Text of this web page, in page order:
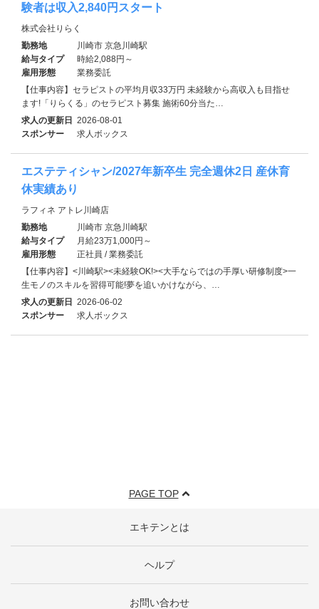
験者は収入2,840円スタート
株式会社りらく
勤務地
川崎市 京急川崎駅
給与タイプ
時給2,088円～
雇用形態
業務委託
【仕事内容】セラピストの平均月収33万円 未経験から高収入も目指せ
ます!「りらくる」のセラピスト募集 施術60分当た…
求人の更新日 2026-08-01
スポンサー
求人ボックス
エステティシャン/2027年新卒生 完全週休2日 産休育
休実績あり
ラフィネ アトレ川崎店
勤務地
川崎市 京急川崎駅
給与タイプ
月給23万1,000円～
雇用形態
正社員 / 業務委託
【仕事内容】<川崎駅><未経験OK!><大手ならではの手厚い研修制度>一
生モノのスキルを習得可能!夢を追いかけながら、…
求人の更新日 2026-06-02
スポンサー
求人ボックス
PAGE TOP
エキテンとは
ヘルプ
お問い合わせ